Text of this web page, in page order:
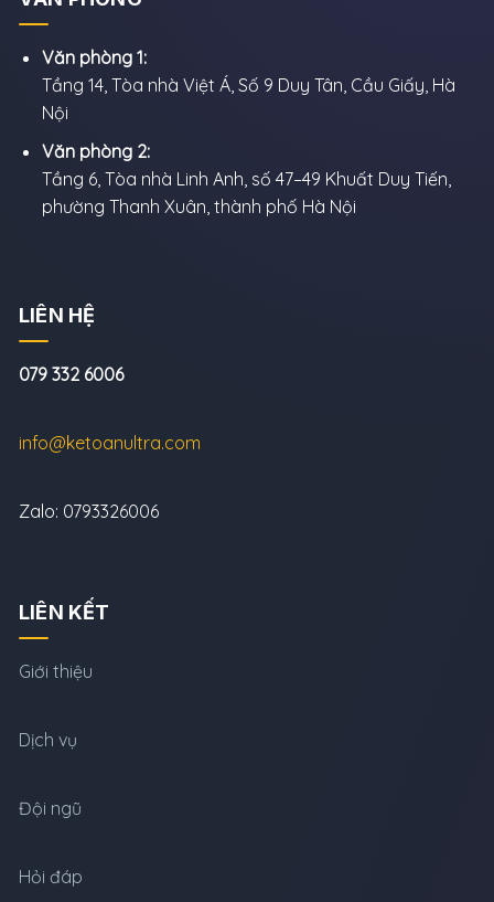
Văn phòng 1:
Tầng 14, Tòa nhà Việt Á, Số 9 Duy Tân, Cầu Giấy, Hà
Nội
Văn phòng 2:
Tầng 6, Tòa nhà Linh Anh, số 47–49 Khuất Duy Tiến,
phường Thanh Xuân, thành phố Hà Nội
LIÊN HỆ
079 332 6006
info@ketoanultra.com
Zalo: 0793326006
LIÊN KẾT
Giới thiệu
Dịch vụ
Đội ngũ
Hỏi đáp